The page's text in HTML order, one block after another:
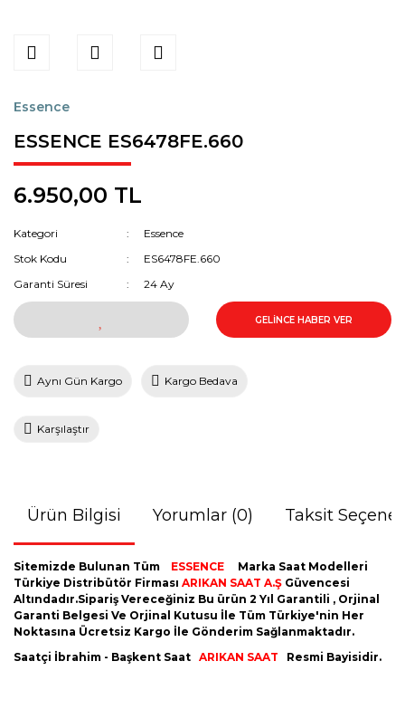
Essence
ESSENCE ES6478FE.660
6.950,00 TL
Kategori
Essence
Stok Kodu
ES6478FE.660
Garanti Süresi
24 Ay
GELİNCE HABER VER
Aynı Gün Kargo Kargo Bedava
Karşılaştır
Ürün Bilgisi Yorumlar (0) Taksit
Sitemizde Bulunan Tüm ESSENCE
Marka Saat Modelleri
Türkiye Distribütör Firması ARIKAN SAAT A.Ş Güvencesi
Altındadır.Sipariş Vereceğiniz Bu ürün 2 Yıl Garantili , Orjinal
Garanti Belgesi Ve Orjinal Kutusu İle Tüm Türkiye'nin Her
Noktasına Ücretsiz Kargo İle Gönderim Sağlanmaktadır.
Saatçi İbrahim - Başkent Saat ARIKAN SAAT Resmi Bayisidir.